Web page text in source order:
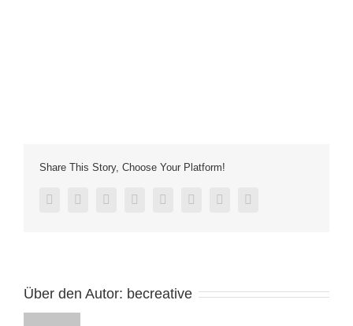
Share This Story, Choose Your Platform!
facebooktwitter linkedinreddit tumblr pinterest
Über den Autor: becreative